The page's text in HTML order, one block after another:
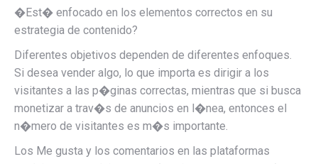
�Est� enfocado en los elementos correctos en su
estrategia de contenido?
Diferentes objetivos dependen de diferentes enfoques.
Si desea vender algo, lo que importa es dirigir a los
visitantes a las p�ginas correctas, mientras que si busca
monetizar a trav�s de anuncios en l�nea, entonces el
n�mero de visitantes es m�s importante.
Los Me gusta y los comentarios en las plataformas